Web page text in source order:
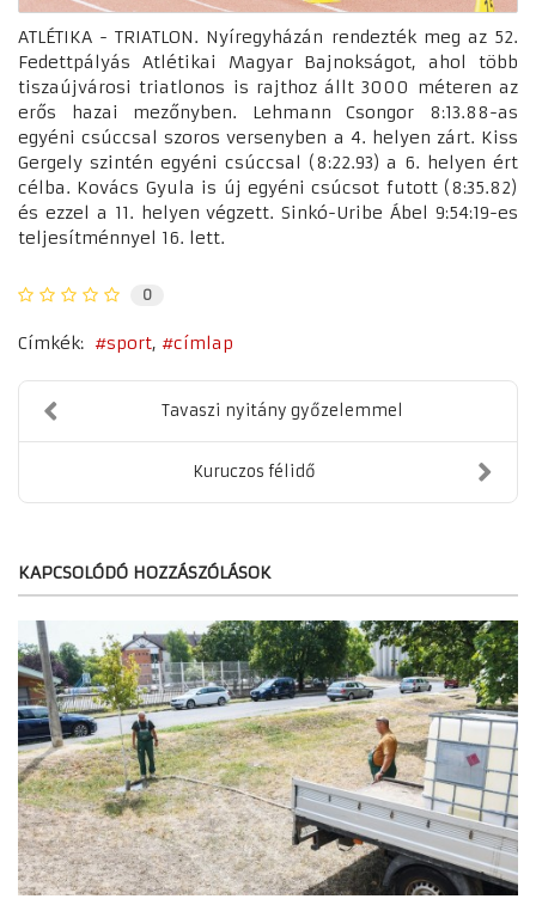
ATLÉTIKA - TRIATLON. Nyíregyházán rendezték meg az 52.
Fedettpályás Atlétikai Magyar Bajnokságot, ahol több
tiszaújvárosi triatlonos is rajthoz állt 3000 méteren az
erős hazai mezőnyben. Lehmann Csongor 8:13.88-as
egyéni csúccsal szoros versenyben a 4. helyen zárt. Kiss
Gergely szintén egyéni csúccsal (8:22.93) a 6. helyen ért
célba. Kovács Gyula is új egyéni csúcsot futott (8:35.82)
és ezzel a 11. helyen végzett. Sinkó-Uribe Ábel 9:54:19-es
teljesítménnyel 16. lett.
0
Címkék: sport címlap
Tavaszi nyitány győzelemmel
Kuruczos félidő
KAPCSOLÓDÓ HOZZÁSZÓLÁSOK